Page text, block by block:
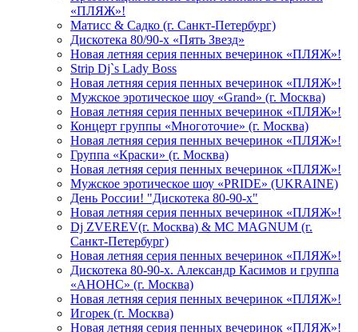
«ПЛЯЖ»!
Матисс & Садко (г. Санкт-Петербург)
Дискотека 80/90-х «Пять Звезд»
Новая летняя серия пенных вечеринок «ПЛЯЖ»!
Strip Dj`s Lady Boss
Новая летняя серия пенных вечеринок «ПЛЯЖ»!
Мужское эротическое шоу «Grand» (г. Москва)
Новая летняя серия пенных вечеринок «ПЛЯЖ»!
Концерт группы «Многоточие» (г. Москва)
Новая летняя серия пенных вечеринок «ПЛЯЖ»!
Группа «Краски» (г. Москва)
Новая летняя серия пенных вечеринок «ПЛЯЖ»!
Мужское эротическое шоу «PRIDE» (UKRAINE)
День России! "Дискотека 80-90-х"
Новая летняя серия пенных вечеринок «ПЛЯЖ»!
Dj ZVEREV(г. Москва) & MC MAGNUM (г.
Санкт-Петербург)
Новая летняя серия пенных вечеринок «ПЛЯЖ»!
Дискотека 80-90-х. Александр Касимов и группа
«АНОНС» (г. Москва)
Новая летняя серия пенных вечеринок «ПЛЯЖ»!
Игорек (г. Москва)
Новая летняя серия пенных вечеринок «ПЛЯЖ»!